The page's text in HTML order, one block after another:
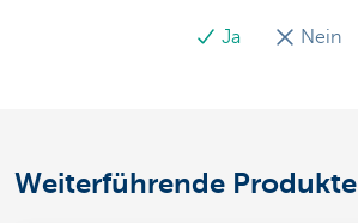
Ja Nein
Weiterführende Produkte